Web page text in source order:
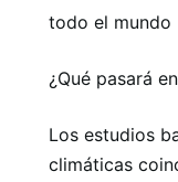
todo el mundo
¿Qué pasará
Los estudios
climáticas